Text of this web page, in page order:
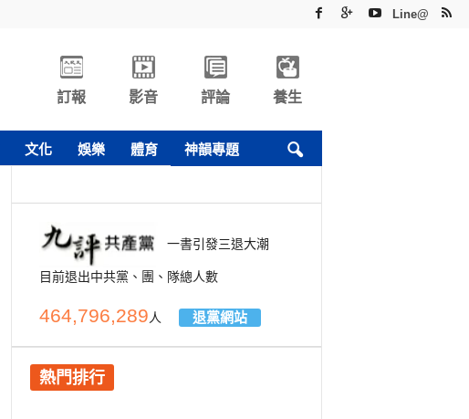
Line@
訂報 影音 評論 養生
文化 娛樂 體育 神韻專題
一書引發三退大潮
目前退出中共黨、團、隊總人數
464,796,289人 退黨網站
熱門排行